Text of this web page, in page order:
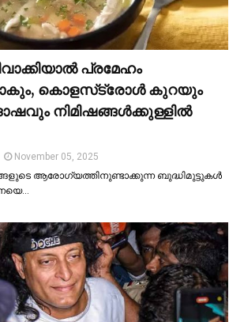
പ്രമേഹം
കൊളസ്‌ട്രോള്‍ കുറയും
നിമിഷങ്ങള്‍ക്കുള്ളില്‍
November 05, 2025
ആരോഗ്യത്തിനുണ്ടാക്കുന്ന ബുദ്ധിമുട്ടുകള്‍